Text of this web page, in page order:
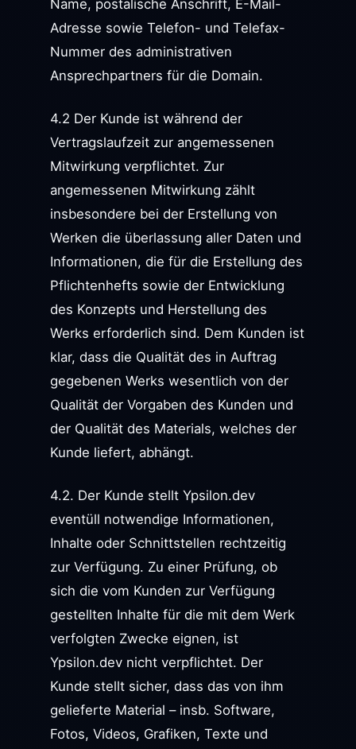
Name, postalische Anschrift, E-Mail-
Adresse sowie Telefon- und Telefax-
Nummer des administrativen
Ansprechpartners für die Domain.
4.2 Der Kunde ist während der
Vertragslaufzeit zur angemessenen
Mitwirkung verpflichtet. Zur
angemessenen Mitwirkung zählt
insbesondere bei der Erstellung von
Werken die überlassung aller Daten und
Informationen, die für die Erstellung des
Pflichtenhefts sowie der Entwicklung
des Konzepts und Herstellung des
Werks erforderlich sind. Dem Kunden ist
klar, dass die Qualität des in Auftrag
gegebenen Werks wesentlich von der
Qualität der Vorgaben des Kunden und
der Qualität des Materials, welches der
Kunde liefert, abhängt.
4.2. Der Kunde stellt Ypsilon.dev
eventüll notwendige Informationen,
Inhalte oder Schnittstellen rechtzeitig
zur Verfügung. Zu einer Prüfung, ob
sich die vom Kunden zur Verfügung
gestellten Inhalte für die mit dem Werk
verfolgten Zwecke eignen, ist
Ypsilon.dev nicht verpflichtet. Der
Kunde stellt sicher, dass das von ihm
gelieferte Material – insb. Software,
Fotos, Videos, Grafiken, Texte und